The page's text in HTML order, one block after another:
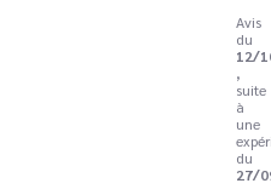
Avis
du
12/
,
suite
à
une
du
27/